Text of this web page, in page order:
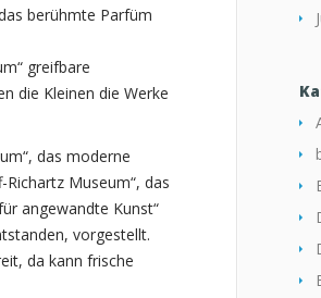
berühmte Parfüm
greifbare
die Kleinen die Werke
das moderne
Museum“, das
angewandte Kunst“
vorgestellt.
da kann frische